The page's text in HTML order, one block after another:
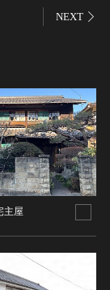
の皆さまへ
いて
ク
NEXT
主屋